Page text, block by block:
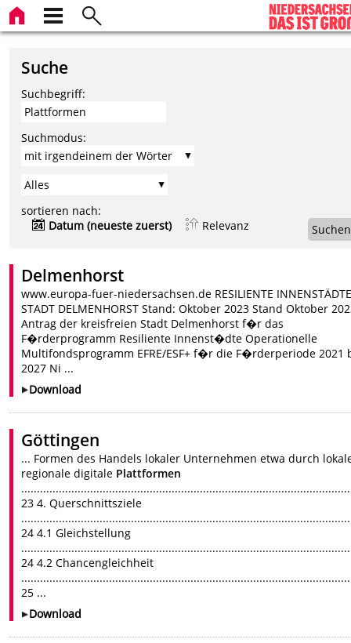
Suche
Suchbegriff:
Suchmodus:
sortieren nach:
Datum (neueste zuerst)
Relevanz Suchen
Delmenhorst
www.europa-fuer-niedersachsen.de RESILIENTE
STADT DELMENHORST Stand: Oktober 2023 Stand Oktober
Antrag der kreisfreien Stadt Delmenhorst f�r das
F�rderprogramm Resiliente Innenst�dte Operationelle
Multifondsprogramm EFRE/ESF+ f�r die F�rderperiode 2021
2027 Ni ...
Download
Göttingen
... Formen des Handels lokaler Unternehmen etwa durch
regionale digitale Plattformen
23 4. Querschnittsziele
24 4.1 Gleichstellung
24 4.2 Chancengleichheit
25 ...
Download